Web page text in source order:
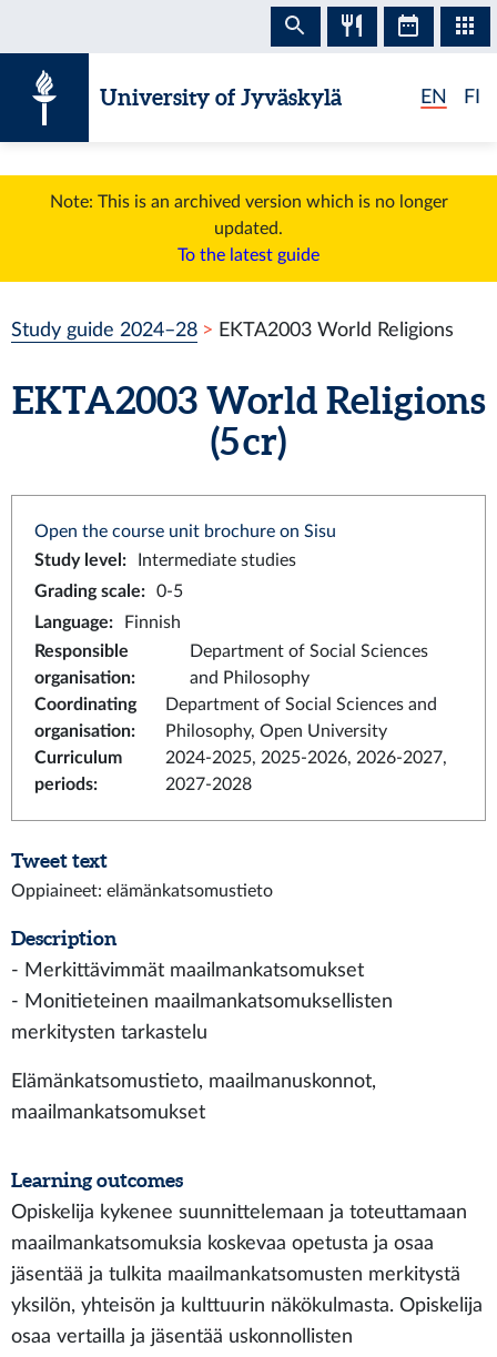
University of Jyväskylä EN FI
Note: This is an archived version which is no longer
updated.
To the latest guide
Study guide 2024–28 EKTA2003 World Religions
EKTA2003 World Religions
(5 cr)
Open the course unit brochure on Sisu
Study level :
Intermediate studies
Grading scale:
0-5
Language:
Finnish
Responsible
organisation:
Department of Social Sciences
and Philosophy
Coordinating
organisation:
Department of Social Sciences and
Philosophy, Open University
Curriculum
periods:
2024-2025, 2025-2026, 2026-2027,
2027-2028
Tweet text
Oppiaineet: elämänkatsomustieto
Description
- Merkittävimmät maailmankatsomukset
- Monitieteinen maailmankatsomuksellisten
merkitysten tarkastelu
Elämänkatsomustieto, maailmanuskonnot,
maailmankatsomukset
Learning outcomes
Opiskelija kykenee suunnittelemaan ja toteuttamaan
maailmankatsomuksia koskevaa opetusta ja osaa
jäsentää ja tulkita maailmankatsomusten merkitystä
yksilön, yhteisön ja kulttuurin näkökulmasta. Opiskelija
osaa vertailla ja jäsentää uskonnollisten